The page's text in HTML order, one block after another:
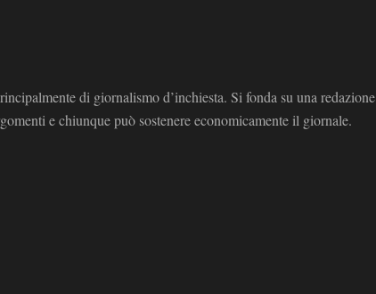
di giornalismo d’inchiesta. Si fonda su una redazione
e chiunque può sostenere economicamente il giornale.